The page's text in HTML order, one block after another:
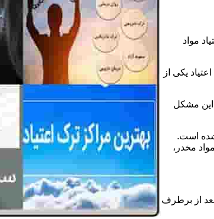
مواد
یکی از
این مشکل
شده است.
مخدر،
از برطرف